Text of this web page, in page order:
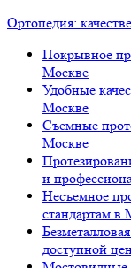
Ортопедия:
Покрывное
Москве
Удобные
Москве
Съемные
Москве
и
Несъемное
стандартам в
доступной